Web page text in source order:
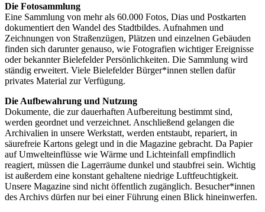
Die Fotosammlung
Eine Sammlung von mehr als 60.000 Fotos, Dias und Postkarten
dokumentiert den Wandel des Stadtbildes. Aufnahmen und
Zeichnungen von Straßenzügen, Plätzen und einzelnen Gebäuden
finden sich darunter genauso, wie Fotografien wichtiger Ereignisse
oder bekannter Bielefelder Persönlichkeiten. Die Sammlung wird
ständig erweitert. Viele Bielefelder Bürger*innen stellen dafür
privates Material zur Verfügung.
Die Aufbewahrung und Nutzung
Dokumente, die zur dauerhaften Aufbereitung bestimmt sind,
werden geordnet und verzeichnet. Anschließend gelangen die
Archivalien in unsere Werkstatt, werden entstaubt, repariert, in
säurefreie Kartons gelegt und in die Magazine gebracht. Da Papier
auf Umwelteinflüsse wie Wärme und Lichteinfall empfindlich
reagiert, müssen die Lagerräume dunkel und staubfrei sein. Wichtig
ist außerdem eine konstant gehaltene niedrige Luftfeuchtigkeit.
Unsere Magazine sind nicht öffentlich zugänglich. Besucher*innen
des Archivs dürfen nur bei einer Führung einen Blick hineinwerfen.